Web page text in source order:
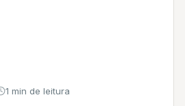
1 min de leitura